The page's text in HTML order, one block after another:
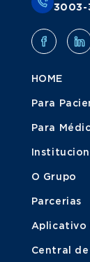
3003-
HOME
Para
Para
O Grupo
Parcerias
Aplicativo
Central